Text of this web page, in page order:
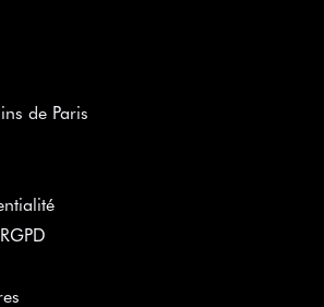
de Paris